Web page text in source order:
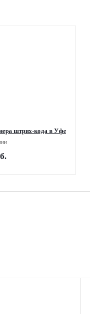
штрих-кода в Уфе